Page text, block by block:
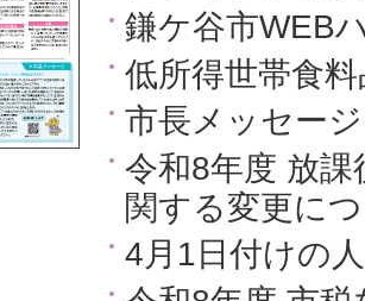
鎌ケ谷市WEB
低所得世帯食
市長メッセージ
令和8年度 放
関する変更に
4月1日付けの